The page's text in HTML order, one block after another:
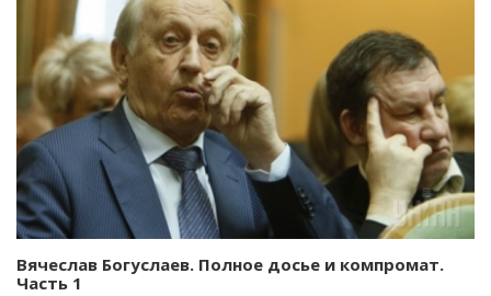
Вячеслав Богуслаев. Полное досье и компромат.
Часть 1